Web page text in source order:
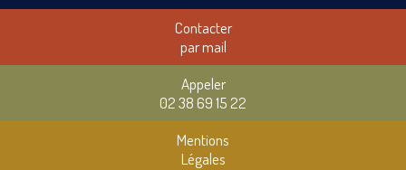
Contacter
par mail
Appeler
02 38 69 15 22
Mentions
Légales